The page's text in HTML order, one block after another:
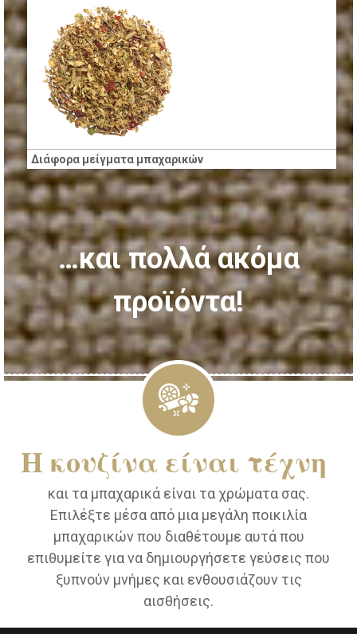
Διάφορα μείγματα μπαχαρικών
…και πολλά ακόμα
προϊόντα!
Η κουζίνα είναι τέχνη
και τα μπαχαρικά είναι τα χρώματα σας.
Επιλέξτε μέσα από μια μεγάλη ποικιλία
μπαχαρικών που διαθέτουμε αυτά που
επιθυμείτε για να δημιουργήσετε γεύσεις που
ξυπνούν μνήμες και ενθουσιάζουν τις
αισθήσεις.